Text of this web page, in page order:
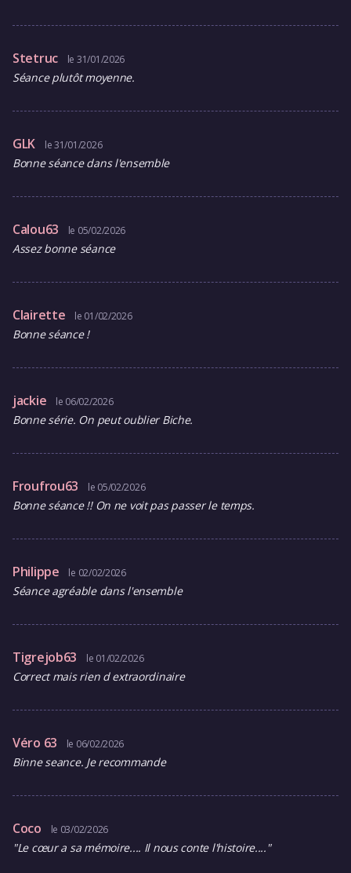
Stetruc le 31/01/2026
Séance plutôt moyenne.
GLK le 31/01/2026
Bonne séance dans l'ensemble
Calou63 le 05/02/2026
Assez bonne séance
Clairette le 01/02/2026
Bonne séance !
jackie le 06/02/2026
Bonne série. On peut oublier Biche.
Froufrou63 le 05/02/2026
Bonne séance !! On ne voit pas passer le temps.
Philippe le 02/02/2026
Séance agréable dans l'ensemble
Tigrejob63 le 01/02/2026
Correct mais rien d extraordinaire
Véro 63 le 06/02/2026
Binne seance. Je recommande
Coco le 03/02/2026
"Le cœur a sa mémoire.... Il nous conte l'histoire...."